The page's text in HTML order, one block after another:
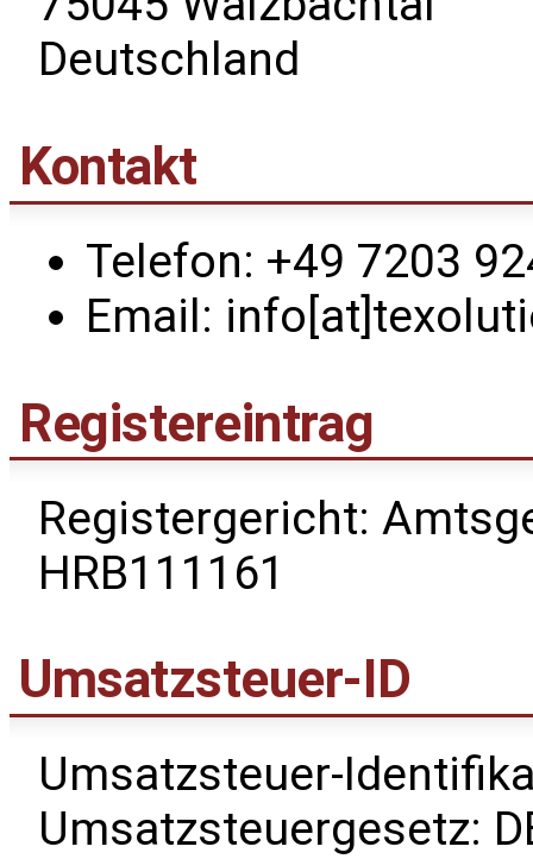
Deutschland
Kontakt
Telefon: +49 7203
Email:
Registereintrag
Registergericht:
HRB111161
Umsatzsteuer-ID
Umsatzsteuer-
Umsatzsteuergesetz: